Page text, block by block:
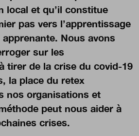
sur Twittersur LinkedIn
local et qu’il constitue
pas vers l’apprentissage
Nous avons
sur les
tirer de la crise du covid-19
la place du retex
nos organisations et
peut nous aider à
crises.